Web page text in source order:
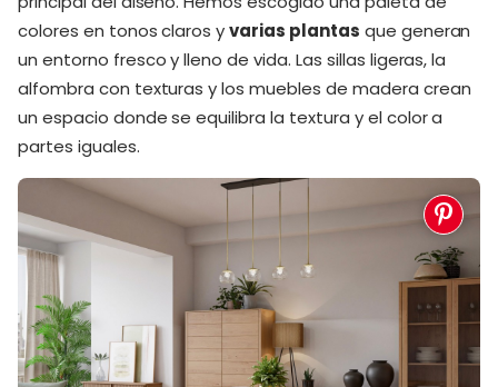
colores en tonos claros yvarias plantas que generan
un entorno fresco y lleno de vida. Las sillas ligeras, la
alfombra con texturas y los muebles de madera crean
un espacio donde se equilibra la textura y el color a
partes iguales.